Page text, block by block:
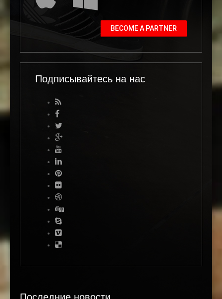
BECOME A PARTNER
Подписывайтесь на нас